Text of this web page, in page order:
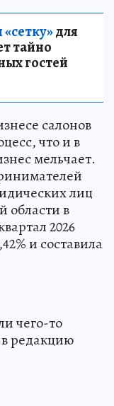
для
тайно
гостей
салонов
что и в
мельчает.
лиц
области в
2026
и составила
чего-то
редакцию